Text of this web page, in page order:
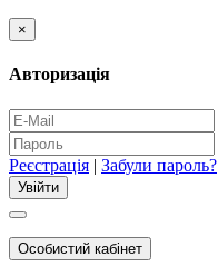
×
Авторизація
Реєстрація | Забули пароль?
Особистий кабінет